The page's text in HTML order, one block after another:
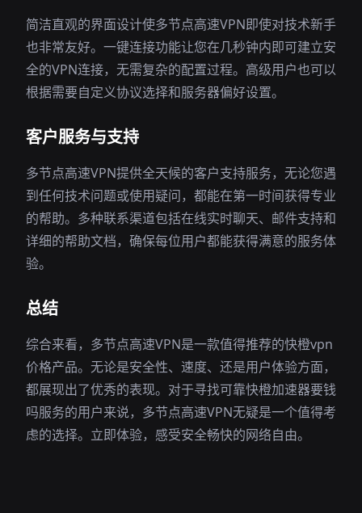
简洁直观的界面设计使多节点高速VPN即使对技术新手
也非常友好。一键连接功能让您在几秒钟内即可建立安
全的VPN连接，无需复杂的配置过程。高级用户也可以
根据需要自定义协议选择和服务器偏好设置。
客户服务与支持
多节点高速VPN提供全天候的客户支持服务，无论您遇
到任何技术问题或使用疑问，都能在第一时间获得专业
的帮助。多种联系渠道包括在线实时聊天、邮件支持和
详细的帮助文档，确保每位用户都能获得满意的服务体
验。
总结
综合来看，多节点高速VPN是一款值得推荐的快橙vpn
价格产品。无论是安全性、速度、还是用户体验方面，
都展现出了优秀的表现。对于寻找可靠快橙加速器要钱
吗服务的用户来说，多节点高速VPN无疑是一个值得考
虑的选择。立即体验，感受安全畅快的网络自由。